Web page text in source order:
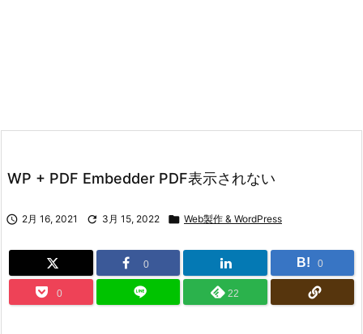
WP + PDF Embedder PDF表示されない
 2月 16, 2021  3月 15, 2022  Web製作 & WordPress
0 B! 0
0 22